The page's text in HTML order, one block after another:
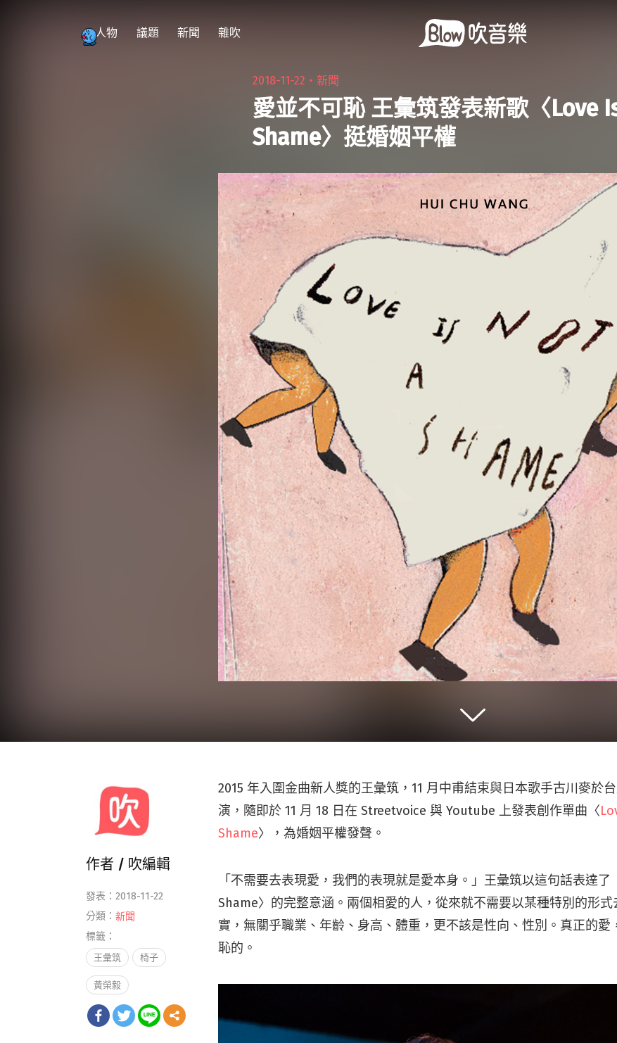
人物 議題 新聞 雜吹
2018-11-22・新聞
愛並不可恥 王彙筑發表新歌〈Love
Shame〉挺婚姻平權
2015 年入圍金曲新人獎的王彙筑，11 月中甫結束與日本歌手古川麥於
演，隨即於 11 月 18 日在 Streetvoice 與 Youtube 上發表創作單曲〈
Shame〉，為婚姻平權發聲。
「不需要去表現愛，我們的表現就是愛本身。」王彙筑以這句話表達
Shame〉的完整意涵。兩個相愛的人，從來就不需要以某種特別的形
實，無關乎職業、年齡、身高、體重，更不該是性向、性別。真正的愛
恥的。
作者 / 吹編輯
發表：2018-11-22
分類： 新聞
標籤：
王彙筑 椅子
黃榮毅